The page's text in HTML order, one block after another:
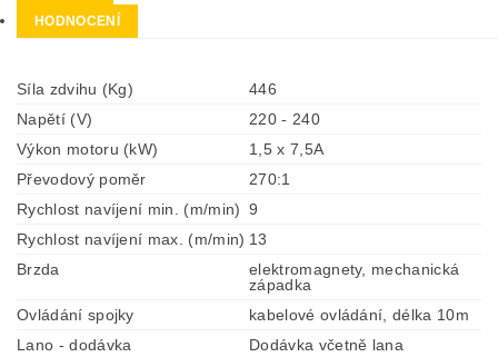
HODNOCENÍ
Síla zdvihu (Kg)
446
Napětí (V)
220 - 240
Výkon motoru (kW)
1,5 x 7,5A
Převodový poměr
270:1
Rychlost navíjení min. (m/min) 9
Rychlost navíjení max. (m/min) 13
Brzda
elektromagnety, mechanická
západka
Ovládání spojky
kabelové ovládání, délka 10m
Lano - dodávka
Dodávka včetně lana